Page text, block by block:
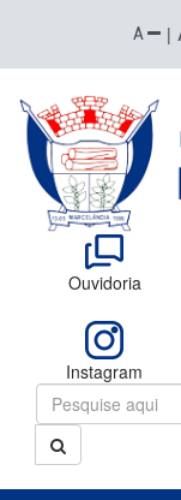
A |
Ouvidoria
Instagram